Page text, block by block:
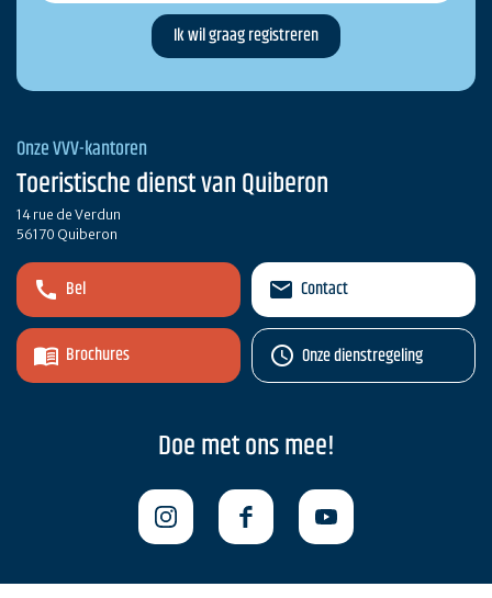
Onze VVV-kantoren
Toeristische dienst van Quiberon
14 rue de Verdun
56170 Quiberon
Bel
Brochures
Contact
Onze dienstregeling
Doe met ons mee!